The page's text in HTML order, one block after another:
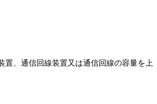
、通信回線装置又は通信回線の容量を上